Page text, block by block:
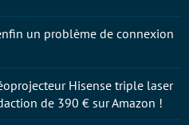
un problème de connexion
Hisense triple laser
de 390 € sur Amazon !